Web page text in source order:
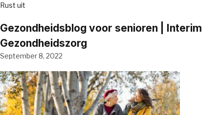
Rust uit
Gezondheidsblog voor senioren | Interim
Gezondheidszorg
September 8, 2022